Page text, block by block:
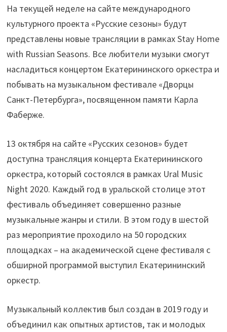
На текущей неделе на сайте международного
культурного проекта «Русские сезоны» будут
представлены новые трансляции в рамках Stay Home
with Russian Seasons. Все любители музыки смогут
насладиться концертом Екатерининского оркестра и
побывать на музыкальном фестивале «Дворцы
Санкт-Петербурга», посвященном памяти Карла
Фаберже.
13 октября на сайте «Русских сезонов» будет
доступна трансляция концерта Екатерининского
оркестра, который состоялся в рамках Ural Music
Night 2020. Каждый год в уральской столице этот
фестиваль объединяет совершенно разные
музыкальные жанры и стили. В этом году в шестой
раз мероприятие проходило на 50 городских
площадках – на академической сцене фестиваля с
обширной программой выступил Екатерининский
оркестр.
Музыкальный коллектив был создан в 2019 году и
объединил как опытных артистов, так и молодых